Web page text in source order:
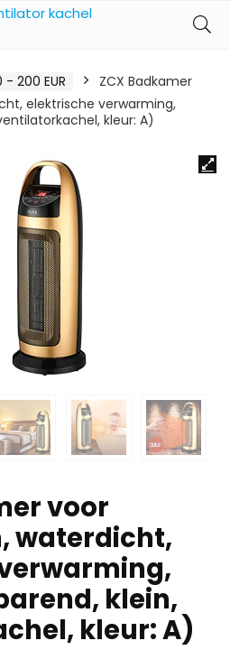
- 200 EUR
ZCX Badkamer
elektrische verwarming,
kleur: A)
voor
waterdicht,
klein,
kleur: A)